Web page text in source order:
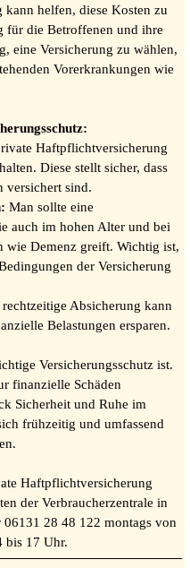
helfen, diese Kosten zu
für die Betroffenen und ihre
eine Versicherung zu wählen,
Vorerkrankungen wie
Haftpflichtversicherung
Diese stellt sicher, dass
versichert sind.
Man sollte eine
auch im hohen Alter und bei
wie Demenz greift. Wichtig ist,
der Versicherung
rechtzeitige Absicherung kann
Belastungen ersparen.
Versicherungsschutz ist.
finanzielle Schäden
Sicherheit und Ruhe im
frühzeitig und umfassend
Haftpflichtversicherung
der Verbraucherzentrale in
06131 28 48 122 montags von
bis 17 Uhr.